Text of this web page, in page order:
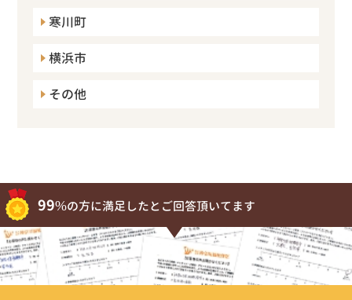
寒川町
横浜市
その他
99%の方に満足したとご回答頂いてます